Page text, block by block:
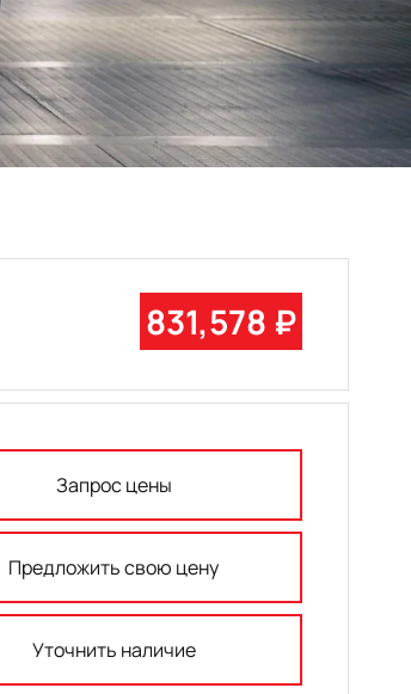
831,578 ₽
Запрос цены
Предложить свою цену
Уточнить наличие